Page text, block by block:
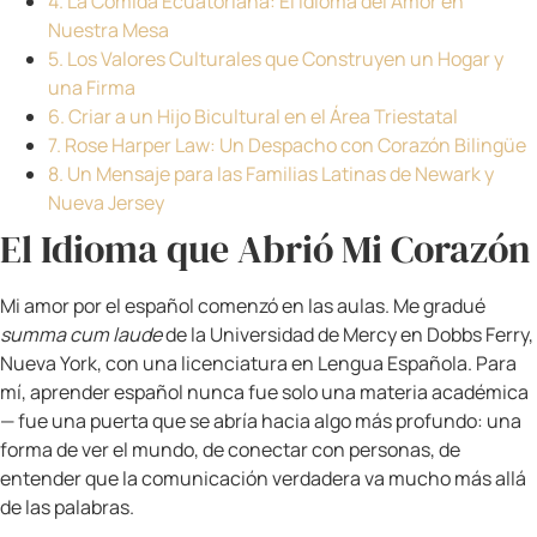
Este artículo es para él. Para Carlos Andrés Harper,
mi hijo mayor, quien lleva en su nombre y en su
alma la historia de dos mundos que encontraron la
manera de fusionarse en algo hermoso.
1. El Idioma que Abrió Mi Corazón hacia
Latinoamérica
2. Carlos Andrés: Mitad Ecuatoriano, 100%
Harper